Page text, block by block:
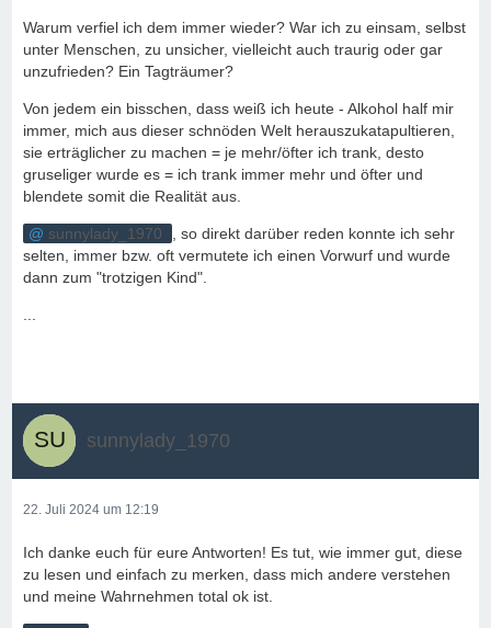
Warum verfiel ich dem immer wieder? War ich zu einsam, selbst
unter Menschen, zu unsicher, vielleicht auch traurig oder gar
unzufrieden? Ein Tagträumer?
Von jedem ein bisschen, dass weiß ich heute - Alkohol half mir
immer, mich aus dieser schnöden Welt herauszukatapultieren,
sie erträglicher zu machen = je mehr/öfter ich trank, desto
gruseliger wurde es = ich trank immer mehr und öfter und
blendete somit die Realität aus.
sunnylady_1970
, so direkt darüber reden konnte ich sehr
selten, immer bzw. oft vermutete ich einen Vorwurf und wurde
dann zum "trotzigen Kind".
sunnylady_1970
22. Juli 2024 um 12:19
Ich danke euch für eure Antworten! Es tut, wie immer gut, diese
zu lesen und einfach zu merken, dass mich andere verstehen
und meine Wahrnehmen total ok ist.